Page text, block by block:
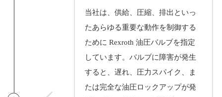
当社は、供給、圧縮、排出といっ
たあらゆる重要な動作を制御する
ために Rexroth 油圧バルブを指定
しています。バルブに障害が発生
すると、遅れ、圧力スパイク、ま
たは完全な油圧ロックアップが発